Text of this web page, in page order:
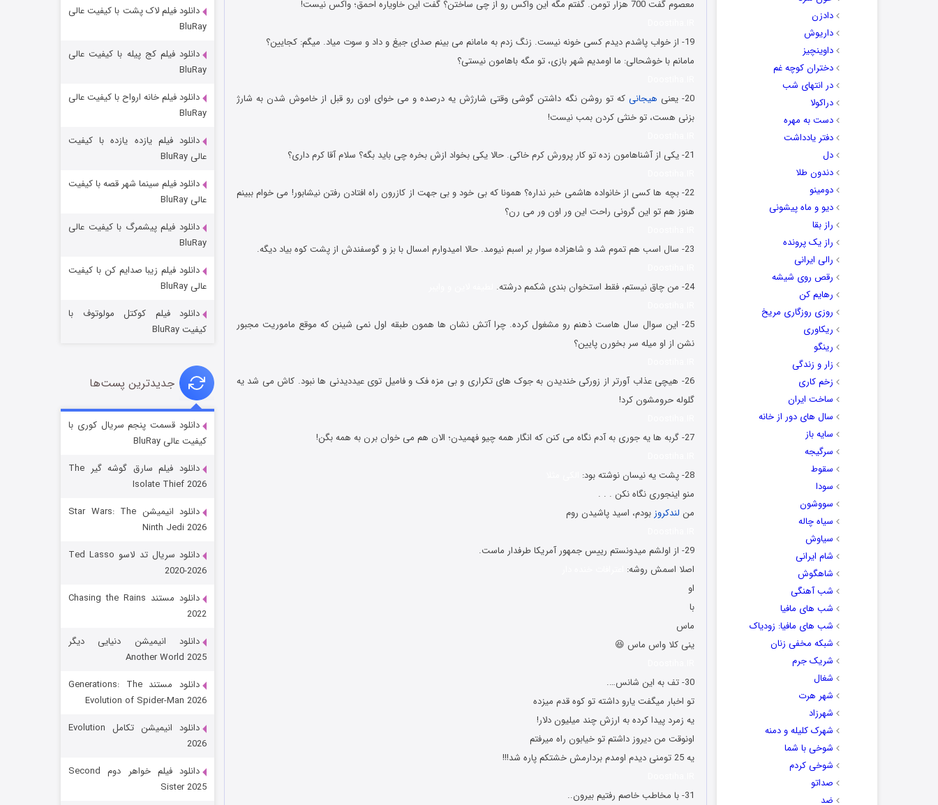
دادزن
داریوش
داوینچیز
دختران کوچه غم
در انتهای شب
دراکولا
دست به مهره
دفتر یادداشت
دل
دندون طلا
دومینو
دیو و ماه پیشونی
راز بقا
راز یک پرونده
رالی ایرانی
رقص روی شیشه
رهایم کن
روزی روزگاری مریخ
ریکاوری
رینگو
زار و زندگی
زخم کاری
ساخت ایران
سال های دور از خانه
سایه باز
سرگیجه
سقوط
سودا
سووشون
سیاه چاله
سیاوش
شام ایرانی
شاهگوش
شب آهنگی
شب های مافیا
شب های مافیا: زودیاک
شبکه مخفی زنان
شریک جرم
شغال
شهر هرت
شهرزاد
شهرک کلیله و دمنه
شوخی با شما
شوخی کردم
صداتو
ضد
معصوم گفت 700 هزار تومن. گفتم مگه این واکس رو از چی ساختن؟ گفت این خاویاره احمق؛ واکس نیست!
19- از خواب پاشدم دیدم کسی خونه نیست. زنگ زدم به مامانم می بینم صدای جیغ و داد و سوت میاد. میگم: کجایین؟
مامانم با خوشحالی: ما اومدیم شهر بازی، تو مگه باهامون نیستی؟
20- یعنی
هیجانی که تو روشن نگه داشتن گوشی وقتی شارژش یه درصده و می خوای اون رو قبل از خاموش شدن به شارژ
بزنی هست، تو خنثی کردن بمب نیست!
21- یکی از آشناهامون زده تو کار پرورش کرم خاکی. حالا یکی بخواد ازش بخره چی باید بگه؟ سلام آقا کرم داری؟
22- بچه ها کسی از خانواده هاشمی خبر نداره؟ همونا که بی خود و بی جهت از کازرون راه افتادن رفتن نیشابور! می خوام ببینم
هنوز هم تو این گرونی راحت این ور اون ور می رن؟
23- سال اسب هم تموم شد و شاهزاده سوار بر اسبم نیومد. حالا امیدوارم امسال با بز و گوسفندش از پشت کوه بیاد دیگه.
24- من چاق نیستم، فقط استخوان بندی شکمم درشته.
25- این سوال سال هاست ذهنم رو مشغول کرده. چرا آتش نشان ها همون طبقه اول نمی شینن که موقع ماموریت مجبور
نشن از او میله سر بخورن پایین؟
26- هیچی عذاب آورتر از زورکی خندیدن به جوک های تکراری و بی مزه فک و فامیل توی عیددیدنی ها نبود. کاش می شد یه
گلوله حرومشون کرد!
27- گربه ها یه جوری به آدم نگاه می کنن که انگار همه چیو فهمیدن؛ الان هم می خوان برن به همه بگن!
28- پشت یه نیسان نوشته بود:
منو اینجوری نگاه نکن . . .
من لندکروز بودم، اسید پاشیدن روم
29- از اولشم میدونستم رییس جمهور آمریکا طرفدار ماست.
اصلا اسمش روشه:
او
با
ماس
ینی کلا واس ماس 😆
30- تف به این شانس….
تو اخبار میگفت یارو داشته تو کوه قدم میزده
یه زمرد پیدا کرده به ارزش چند میلیون دلار!
اونوقت من دیروز داشتم تو خیابون راه میرفتم
یه 25 تومنی دیدم اومدم بردارمش خشتکم پاره شد!!!
31- با مخاطب خاصم رفتیم بیرون..
خاندان اژدها فصل ۳
جادوگری در مغولستان
قسمت۶ (زیرنویس)
رویایی برای تو
قسمت۱۵ (دوبله)
دانلود فیلم لاک پشت با کیفیت عالی
BluRay
دانلود فیلم کج‌ پیله با کیفیت عالی
BluRay
دانلود فیلم خانه ارواح با کیفیت عالی
BluRay
دانلود فیلم یازده یازده با کیفیت
عالی BluRay
دانلود فیلم سینما شهر قصه با کیفیت
عالی BluRay
دانلود فیلم پیشمرگ با کیفیت عالی
BluRay
دانلود فیلم زیبا صدایم کن با کیفیت
عالی BluRay
دانلود فیلم کوکتل مولوتوف با
کیفیت BluRay
جدیدترین پست‌ها
دانلود قسمت پنجم سریال کوری با
کیفیت عالی BluRay
دانلود فیلم سارق گوشه گیر The
Isolate Thief 2026
دانلود انیمیشن Star Wars: The
Ninth Jedi 2026
دانلود سریال تد لاسو Ted Lasso
2020-2026
دانلود مستند Chasing the Rains
2022
دانلود انیمیشن دنیایی دیگر
Another World 2025
دانلود مستند Generations: The
Evolution of Spider-Man 2026
دانلود انیمیشن تکامل Evolution
2026
دانلود فیلم خواهر دوم Second
Sister 2025